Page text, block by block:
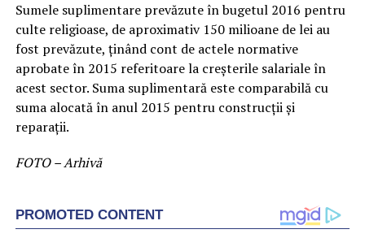
Sumele suplimentare prevăzute în bugetul 2016 pentru
culte religioase, de aproximativ 150 milioane de lei au
fost prevăzute, ținând cont de actele normative
aprobate în 2015 referitoare la creșterile salariale în
acest sector. Suma suplimentară este comparabilă cu
suma alocată în anul 2015 pentru construcții și
reparații.
FOTO – Arhivă